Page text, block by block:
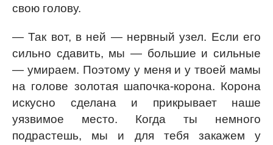
свою голову.
— Так вот, в ней — нервный узел. Если его
сильно сдавить, мы — большие и сильные
— умираем. Поэтому у меня и у твоей мамы
на голове золотая шапочка-корона. Корона
искусно сделана и прикрывает наше
уязвимое место. Когда ты немного
подрастешь, мы и для тебя закажем у